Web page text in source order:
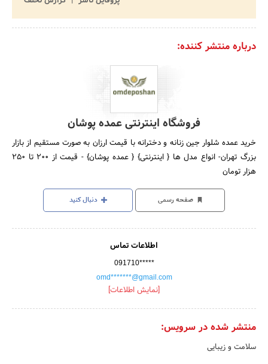
درباره منتشر کننده:
فروشگاه اینترنتی عمده پوشان
خرید عمده شلوار جین زنانه و دخترانه با قیمت ارزان به صورت مستقیم از بازار
بزرگ تهران- انواع مدل ها { اینترنتی} { عمده پوشان} - قیمت از 200 تا 250
هزار تومان
صفحه رسمی دنبال کنید
اطلاعات تماس
091710*****
omd*******@gmail.com
[نمایش اطلاعات]
منتشر شده در سرویس:
سلامت و زیبایی